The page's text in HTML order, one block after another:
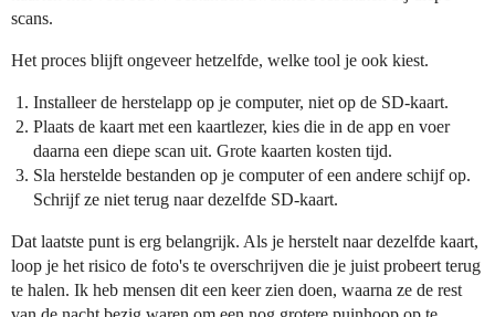
scans.
Het proces blijft ongeveer hetzelfde, welke tool je ook kiest.
Installeer de herstelapp op je computer, niet op de SD-kaart.
Plaats de kaart met een kaartlezer, kies die in de app en voer
daarna een diepe scan uit. Grote kaarten kosten tijd.
Sla herstelde bestanden op je computer of een andere schijf op.
Schrijf ze niet terug naar dezelfde SD-kaart.
Dat laatste punt is erg belangrijk. Als je herstelt naar dezelfde kaart,
loop je het risico de foto's te overschrijven die je juist probeert terug
te halen. Ik heb mensen dit een keer zien doen, waarna ze de rest